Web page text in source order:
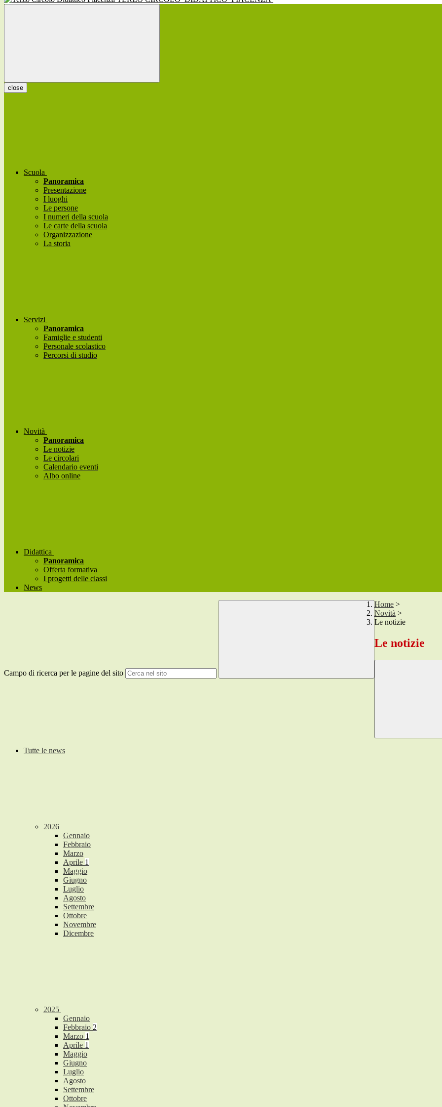
close
Scuola
Panoramica
Presentazione
I luoghi
Le persone
I numeri della scuola
Le carte della scuola
Organizzazione
La storia
Servizi
Panoramica
Famiglie e studenti
Personale scolastico
Percorsi di studio
Novità
Panoramica
Le notizie
Le circolari
Calendario eventi
Albo online
Didattica
Panoramica
Offerta formativa
I progetti delle classi
News
Campo di ricerca per le pagine del sito
Home >
Novità >
Le notizie
Le notizie
Tutte le news
2026
Gennaio
Febbraio
Marzo
Aprile 1
Maggio
Giugno
Luglio
Agosto
Settembre
Ottobre
Novembre
Dicembre
2025
Gennaio
Febbraio 2
Marzo 1
Aprile 1
Maggio
Giugno
Luglio
Agosto
Settembre
Ottobre